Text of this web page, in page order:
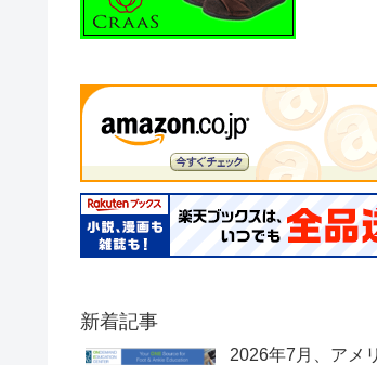
新着記事
2026年7月、アメ